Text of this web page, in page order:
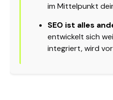
im Mittelpunkt
SEO ist alles
entwickelt sich
integriert, wird